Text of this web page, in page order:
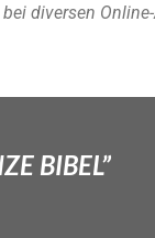
diversen
BIBEL”